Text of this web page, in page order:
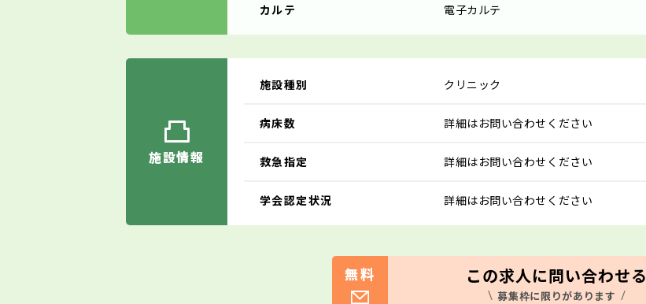
カルテ 電子カルテ
施設情報
施設種別 クリニック
病床数 詳細はお問い合わせください
救急指定 詳細はお問い合わせください
学会認定状況 詳細はお問い合わせください
無料 この求人に問い合わせる
募集枠に限りがあります